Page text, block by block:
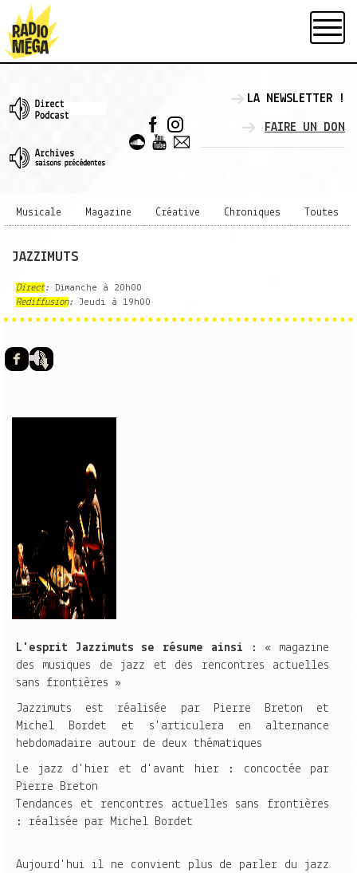
LA NEWSLETTER !
FAIRE UN DON
Musicale Magazine Créative Chroniques Toutes
JAZZIMUTS
Direct: Dimanche à 20h00
Rediffusion: Jeudi à 19h00
faceBookPodCast
L'esprit Jazzimuts se résume ainsi : « magazine
des musiques de jazz et des rencontres actuelles
sans frontières »
Jazzimuts est réalisée par Pierre Breton et
Michel Bordet et s'articulera en alternance
hebdomadaire autour de deux thématiques
Le jazz d'hier et d'avant hier : concoctée par
Pierre Breton
Tendances et rencontres actuelles sans frontières
: réalisée par Michel Bordet
Aujourd'hui il ne convient plus de parler du jazz